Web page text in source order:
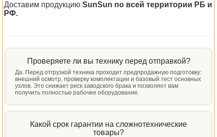
Доставим продукцию SunSun по всей территории РБ и
РФ.
Проверяете ли вы технику перед отправкой?
Да. Перед отгрузкой техника проходит предпродажную подготовку:
внешний осмотр, проверку комплектации и базовый тест основных
узлов. Это снижает риск заводского брака и позволяет вам
получить полностью рабочее оборудование.
Какой срок гарантии на сложнотехнические
товары?